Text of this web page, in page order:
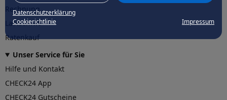
Datenschutzerklärung
Cookierichtlinie
Impressum
Rechnung
Lastschrift
Ratenkauf
Unser Service für Sie
Hilfe und Kontakt
CHECK24 App
CHECK24 Gutscheine